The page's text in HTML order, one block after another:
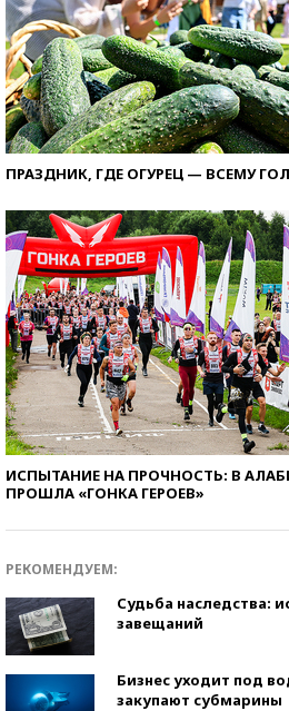
ПРАЗДНИК, ГДЕ ОГУРЕЦ — ВСЕМУ
ИСПЫТАНИЕ НА ПРОЧНОСТЬ: В
ПРОШЛА «ГОНКА ГЕРОЕВ»
РЕКОМЕНДУЕМ:
Судьба наследства:
завещаний
Бизнес уходит под
закупают субмарины